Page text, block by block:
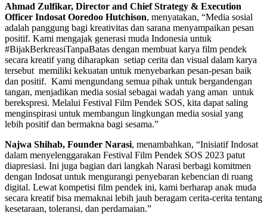
Ahmad Zulfikar, Director and Chief Strategy & Execution
Officer Indosat Ooredoo Hutchison, menyatakan, “Media sosial
adalah panggung bagi kreativitas dan sarana menyampaikan pesan
positif. Kami mengajak generasi muda Indonesia untuk
#BijakBerkreasiTanpaBatas dengan membuat karya film pendek
secara kreatif yang diharapkan setiap cerita dan visual dalam karya
tersebut memiliki kekuatan untuk menyebarkan pesan-pesan baik
dan positif. Kami mengundang semua pihak untuk bergandengan
tangan, menjadikan media sosial sebagai wadah yang aman untuk
berekspresi. Melalui Festival Film Pendek SOS, kita dapat saling
menginspirasi untuk membangun lingkungan media sosial yang
lebih positif dan bermakna bagi sesama.”
Najwa Shihab, Founder Narasi, menambahkan, “Inisiatif Indosat
dalam menyelenggarakan Festival Film Pendek SOS 2023 patut
diapresiasi. Ini juga bagian dari langkah Narasi berbagi komitmen
dengan Indosat untuk mengurangi penyebaran kebencian di ruang
digital. Lewat kompetisi film pendek ini, kami berharap anak muda
secara kreatif bisa memaknai lebih jauh beragam cerita-cerita tentang
kesetaraan, toleransi, dan perdamaian.”